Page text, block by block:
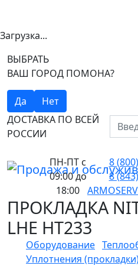
Загрузка...
ВЫБРАТЬ
ВАШ ГОРОД ПОМОНА?
Да
Нет
ДОСТАВКА ПО ВСЕЙ
РОССИИ
ПН-ПТ с
09:00 до
18:00
8
8
ПРОКЛАДКА
LHE HT233
Оборудование
Уплотнения